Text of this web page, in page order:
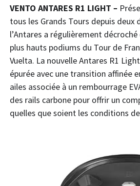
VENTO ANTARES R1 LIGHT –
tous les Grands Tours depuis deux
l’Antares a régulièrement décroché
plus hauts podiums du Tour de
Vuelta. La nouvelle Antares R1
épurée avec une transition affinée
ailes associée à un rembourrage
des rails carbone pour offrir un
quelles que soient les conditions